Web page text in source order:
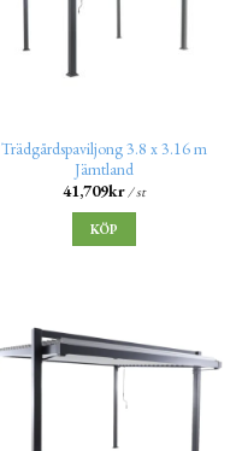
Trädgårdspaviljong 3.8 x 3.16 m
Jämtland
41,709kr/ st
KÖP